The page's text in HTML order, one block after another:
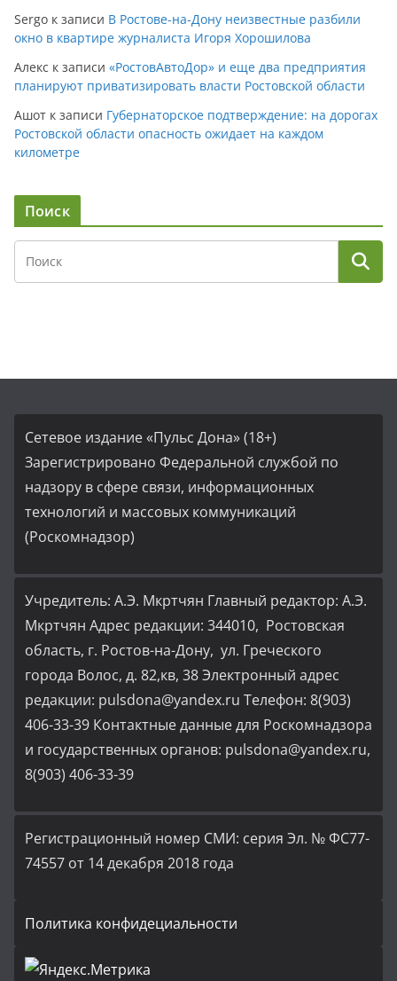
Sergo к записи В Ростове-на-Дону неизвестные разбили
окно в квартире журналиста Игоря Хорошилова
Алекс к записи «РостовАвтоДор» и еще два предприятия
планируют приватизировать власти Ростовской области
Ашот к записи Губернаторское подтверждение: на дорогах
Ростовской области опасность ожидает на каждом
километре
Поиск
Сетевое издание «Пульс Дона» (18+)
Зарегистрировано Федеральной службой по
надзору в сфере связи, информационных
технологий и массовых коммуникаций
(Роскомнадзор)
Учредитель: А.Э. Мкртчян Главный редактор: А.Э.
Мкртчян Адрес редакции: 344010, Ростовская
область, г. Ростов-на-Дону, ул. Греческого
города Волос, д. 82,кв, 38 Электронный адрес
редакции: pulsdona@yandex.ru Телефон: 8(903)
406-33-39 Контактные данные для Роскомнадзора
и государственных органов: pulsdona@yandex.ru,
8(903) 406-33-39
Регистрационный номер СМИ: серия Эл. № ФС77-
74557 от 14 декабря 2018 года
Политика конфидециальности